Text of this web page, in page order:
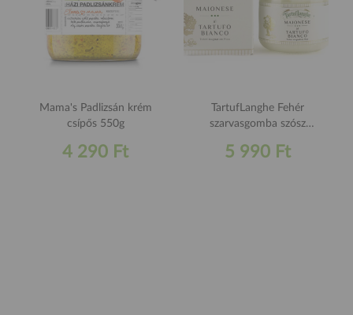
Mama's Padlizsán krém
csípős 550g
4 290 Ft
TartufLanghe Fehér
szarvasgomba szósz
5 990 Ft